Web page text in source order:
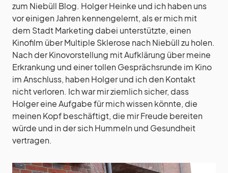
zum Niebüll Blog. Holger Heinke und ich haben uns
vor einigen Jahren kennengelernt, als er mich mit
dem Stadt Marketing dabei unterstützte, einen
Kinofilm über Multiple Sklerose nach Niebüll zu holen.
Nach der Kinovorstellung mit Aufklärung über meine
Erkrankung und einer tollen Gesprächsrunde im Kino
im Anschluss, haben Holger und ich den Kontakt
nicht verloren. Ich war mir ziemlich sicher, dass
Holger eine Aufgabe für mich wissen könnte, die
meinen Kopf beschäftigt, die mir Freude bereiten
würde und in der sich Hummeln und Gesundheit
vertragen.